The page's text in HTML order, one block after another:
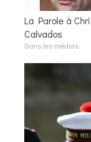
La Parole à
Calvados
Dans les médias